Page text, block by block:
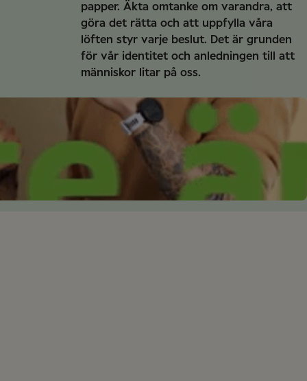
papper. Äkta omtanke om varandra, att
göra det rätta och att uppfylla våra
löften styr varje beslut. Det är grunden
för vår identitet och anledningen till att
människor litar på oss.